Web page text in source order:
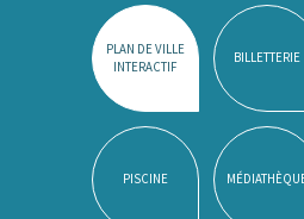
PLAN DE VILLE
INTERACTIF
BILLETTERIE
PISCINE